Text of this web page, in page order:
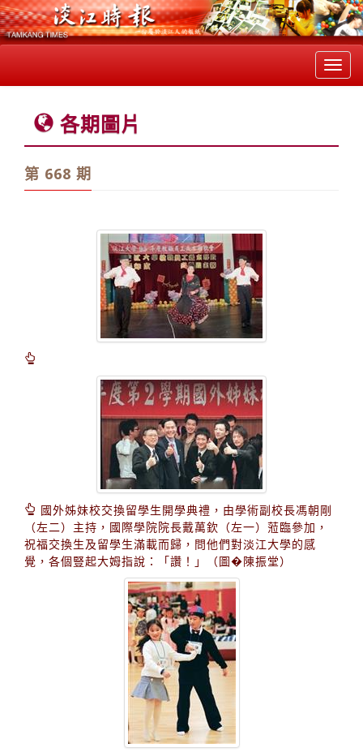
各期圖片
第 668 期
國外姊妹校交換留學生開學典禮，由學術副校長馮朝剛
（左二）主持，國際學院院長戴萬欽（左一）蒞臨參加，
祝福交換生及留學生滿載而歸，問他們對淡江大學的感
覺，各個豎起大姆指說：「讚！」（圖�陳振堂）